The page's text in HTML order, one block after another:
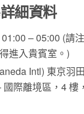
細資料
– 05:00 (請
進入貴賓室。)
Intl) 東京羽
國際離境區，4 樓